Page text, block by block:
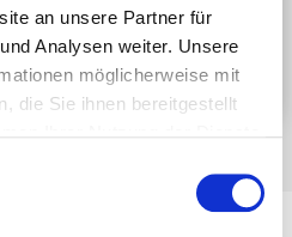
an unsere Partner für
Analysen weiter. Unsere
möglicherweise mit
die Sie ihnen bereitgestellt
Ticket einreichen